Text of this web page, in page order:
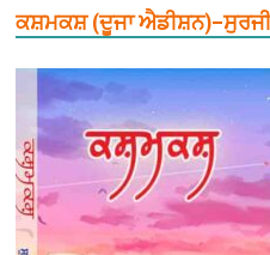
ਕਸ਼ਮਕਸ਼ (ਦੂਜਾ